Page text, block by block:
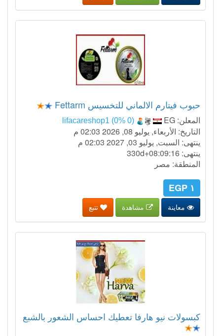
حبوب فيتارم الالماني للتخسيس Fettarm
المعلن: lifacareshop1 (0% 0)
EG
التاريخ: الأربعاء, يوليو 08, 2026 02:03 م
ينتهى: السبت, يوليو 03, 2027 02:03 م
ينتهى: 330d+08:09:15
المنطقة: مصر
١ EGP
معاينة مشاهدة تتبع
كبسولات نيو هارفا تعطيك احساس الشعور بالشبع